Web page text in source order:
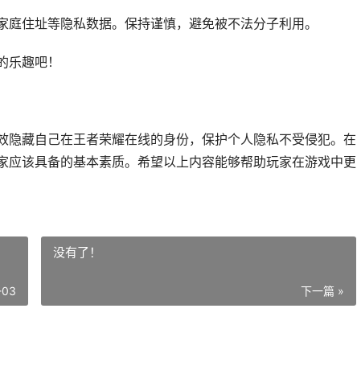
住址等隐私数据。保持谨慎，避免被不法分子利用。
趣吧！
藏自己在王者荣耀在线的身份，保护个人隐私不受侵犯。在
该具备的基本素质。希望以上内容能够帮助玩家在游戏中更
没有了！
下一篇 »